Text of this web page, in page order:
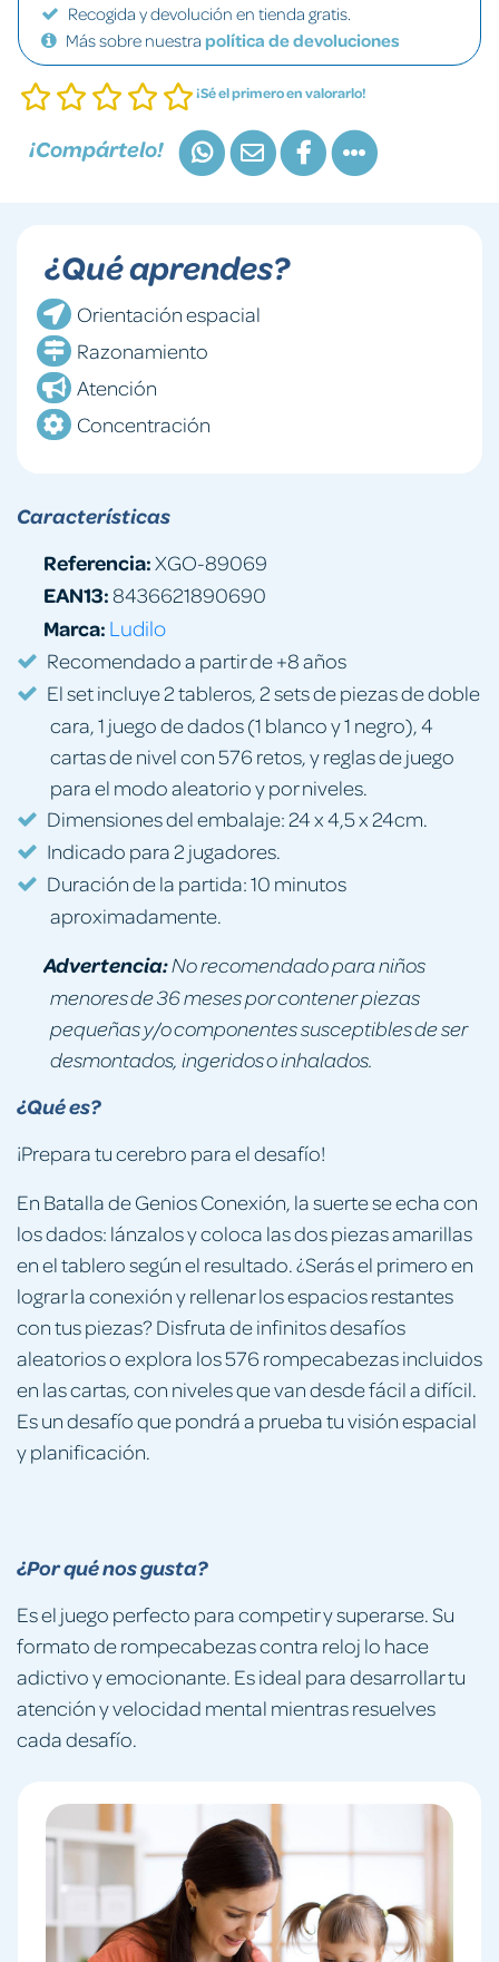
Recogida y devolución en tienda gratis.
Más sobre nuestra política de devoluciones
¡Sé el primero en valorarlo!
¡Compártelo!
¿Qué es?
¡Prepara tu cerebro para el desafío!
En Batalla de Genios Conexión, la suerte se echa con
los dados: lánzalos y coloca las dos piezas amarillas
en el tablero según el resultado. ¿Serás el primero en
lograr la conexión y rellenar los espacios restantes
con tus piezas? Disfruta de infinitos desafíos
aleatorios o explora los 576 rompecabezas incluidos
en las cartas, con niveles que van desde fácil a difícil.
Es un desafío que pondrá a prueba tu visión espacial
y planificación.
¿Por qué nos gusta?
Es el juego perfecto para competir y superarse. Su
formato de rompecabezas contra reloj lo hace
adictivo y emocionante. Es ideal para desarrollar tu
atención y velocidad mental mientras resuelves
cada desafío.
¿Qué aprendes?
Orientación espacial
Razonamiento
Atención
Concentración
Características
Referencia:XGO-89069
EAN13:8436621890690
Marca: Ludilo
Recomendado a partir de +8 años
El set incluye 2 tableros, 2 sets de piezas de doble
cara, 1 juego de dados (1 blanco y 1 negro), 4
cartas de nivel con 576 retos, y reglas de juego
para el modo aleatorio y por niveles.
Dimensiones del embalaje: 24 x 4,5 x 24cm.
Indicado para 2 jugadores.
Duración de la partida: 10 minutos
aproximadamente.
Advertencia:No recomendado para niños
menores de 36 meses por contener piezas
pequeñas y/o componentes susceptibles de ser
desmontados, ingeridos o inhalados.